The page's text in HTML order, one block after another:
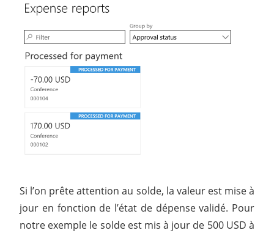
Si l’on prête attention au solde, la valeur est mise à
jour en fonction de l’état de dépense validé. Pour
notre exemple le solde est mis à jour de 500 USD à